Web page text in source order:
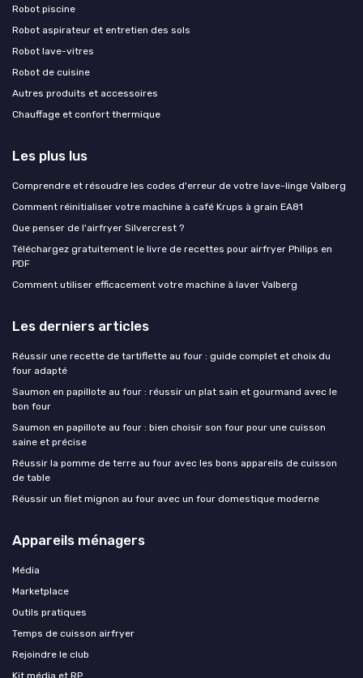
Robot piscine
Robot aspirateur et entretien des sols
Robot lave-vitres
Robot de cuisine
Autres produits et accessoires
Chauffage et confort thermique
Les plus lus
Comprendre et résoudre les codes d'erreur de votre lave-linge Valberg
Comment réinitialiser votre machine à café Krups à grain EA81
Que penser de l'airfryer Silvercrest ?
Téléchargez gratuitement le livre de recettes pour airfryer Philips en
PDF
Comment utiliser efficacement votre machine à laver Valberg
Les derniers articles
Réussir une recette de tartiflette au four : guide complet et choix du
four adapté
Saumon en papillote au four : réussir un plat sain et gourmand avec le
bon four
Saumon en papillote au four : bien choisir son four pour une cuisson
saine et précise
Réussir la pomme de terre au four avec les bons appareils de cuisson
de table
Réussir un filet mignon au four avec un four domestique moderne
Appareils ménagers
Média
Marketplace
Outils pratiques
Temps de cuisson airfryer
Rejoindre le club
Kit média et RP